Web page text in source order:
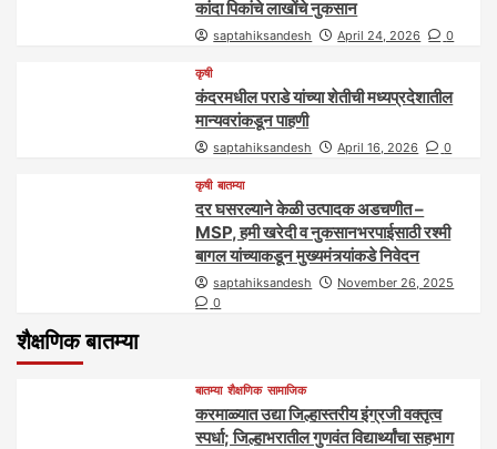
कांदा पिकांचे लाखोंचे नुकसान
saptahiksandesh April 24, 2026 0
कृषी
कंदरमधील पराडे यांच्या शेतीची मध्यप्रदेशातील
मान्यवरांकडून पाहणी
saptahiksandesh April 16, 2026 0
कृषी बातम्या
दर घसरल्याने केळी उत्पादक अडचणीत –
MSP, हमी खरेदी व नुकसानभरपाईसाठी रश्मी
बागल यांच्याकडून मुख्यमंत्र्यांकडे निवेदन
saptahiksandesh
November 26, 2025
0
शैक्षणिक बातम्या
बातम्या शैक्षणिक सामाजिक
करमाळ्यात उद्या जिल्हास्तरीय इंग्रजी वक्तृत्व
स्पर्धा; जिल्हाभरातील गुणवंत विद्यार्थ्यांचा सहभाग